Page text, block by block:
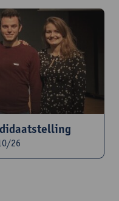
26